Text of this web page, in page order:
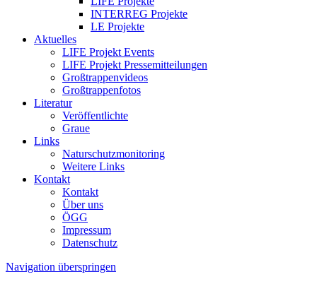
INTERREG Projekte
LE Projekte
Aktuelles
LIFE Projekt Events
LIFE Projekt Pressemitteilungen
Großtrappenvideos
Großtrappenfotos
Literatur
Veröffentlichte
Graue
Links
Naturschutzmonitoring
Weitere Links
Kontakt
Kontakt
Über uns
ÖGG
Impressum
Datenschutz
Navigation überspringen